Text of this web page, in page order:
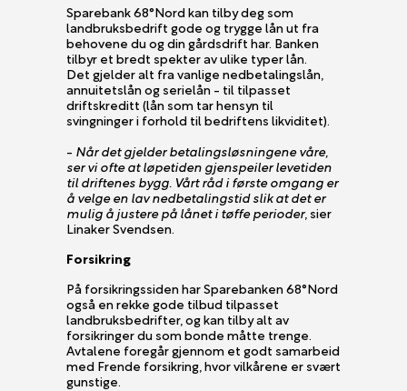
Sparebank 68°Nord kan tilby deg som
landbruksbedrift gode og trygge lån ut fra
behovene du og din gårdsdrift har. Banken
tilbyr et bredt spekter av ulike typer lån.
Det gjelder alt fra vanlige nedbetalingslån,
annuitetslån og serielån - til tilpasset
driftskreditt (lån som tar hensyn til
svingninger i forhold til bedriftens likviditet).
- Når det gjelder betalingsløsningene våre,
ser vi ofte at løpetiden gjenspeiler levetiden
til driftenes bygg. Vårt råd i første omgang er
å velge en lav nedbetalingstid slik at det er
mulig å justere på lånet i tøffe perioder, sier
Linaker Svendsen.
Forsikring
På forsikringssiden har Sparebanken 68°Nord
også en rekke gode tilbud tilpasset
landbruksbedrifter, og kan tilby alt av
forsikringer du som bonde måtte trenge.
Avtalene foregår gjennom et godt samarbeid
med Frende forsikring, hvor vilkårene er svært
gunstige.